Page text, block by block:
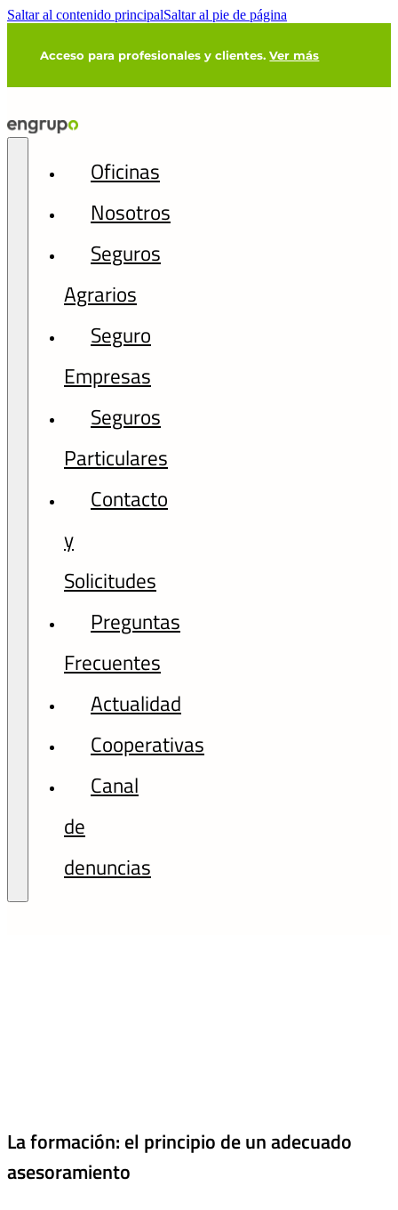
Saltar al contenido principalSaltar al pie de página
Acceso para profesionales y clientes.Ver más
Oficinas
Nosotros
Seguros
Agrarios
Seguro
Empresas
Seguros
Particulares
Contacto
y
Solicitudes
Preguntas
Frecuentes
Actualidad
Cooperativas
Canal
de
denuncias
La formación: el principio de un adecuado
asesoramiento